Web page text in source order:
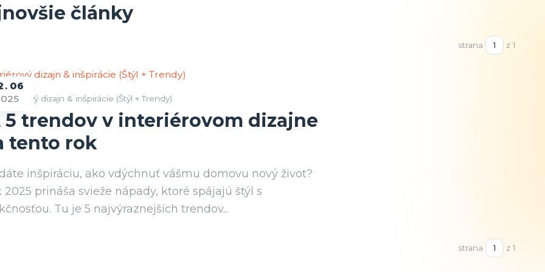
články
strana z 1
trendov v interiérovom dizajne
tento rok
06
dizajn & inšpirácie (Štýl + Trendy)
inšpiráciu, ako vdýchnuť vášmu domovu nový život?
2025 prináša svieže nápady, ktoré spájajú štýl s
Tu je 5 najvýraznejších trendov...
strana z 1